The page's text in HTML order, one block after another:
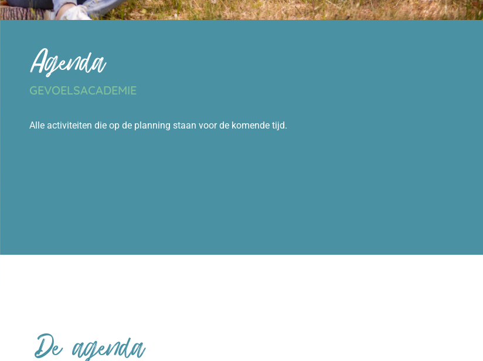
Agenda
GEVOELSACADEMIE
Alle activiteiten die op de planning staan voor de komende tijd.
De agenda